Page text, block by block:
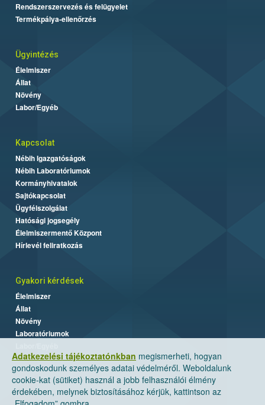
Adatkezelési tájékoztatónkban megismerheti, hogyan
gondoskodunk személyes adatai védelméről. Weboldalunk
cookie-kat (sütiket) használ a jobb felhasználói élmény
érdekében, melynek biztosításához kérjük, kattintson az
Rendszerszervezés és felügyelet
Termékpálya-ellenőrzés
Ügyintézés
Élelmiszer
Állat
Növény
Labor/Egyéb
Kapcsolat
Nébih Igazgatóságok
Nébih Laboratóriumok
Kormányhivatalok
Sajtókapcsolat
Ügyfélszolgálat
Hatósági jogsegély
Élelmiszermentő Központ
Hírlevél feliratkozás
Gyakori kérdések
Élelmiszer
Állat
Növény
Laboratóriumok